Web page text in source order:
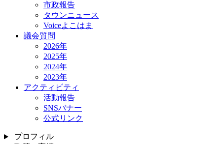
市政報告
タウンニュース
Voiceよこはま
議会質問
2026年
2025年
2024年
2023年
アクティビティ
活動報告
SNSバナー
公式リンク
プロフィル